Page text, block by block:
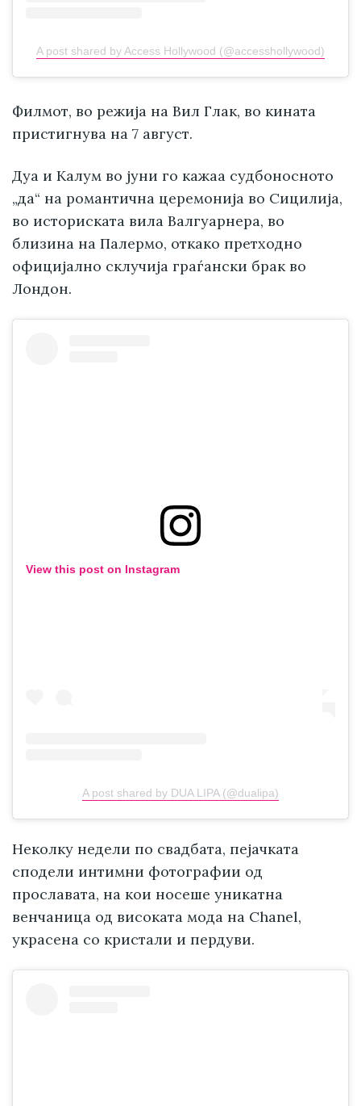
A post shared by Access Hollywood (@accesshollywood)
Филмот, во режија на Вил Глак, во кината
пристигнува на 7 август.
Дуа и Калум во јуни го кажаа судбоносното
„да“ на романтична церемонија во Сицилија,
во историската вила Валгуарнера, во
близина на Палермо, откако претходно
официјално склучија граѓански брак во
Лондон.
View this post on Instagram
A post shared by DUA LIPA (@dualipa)
Неколку недели по свадбата, пејачката
сподели интимни фотографии од
прославата, на кои носеше уникатна
венчаница од високата мода на Chanel,
украсена со кристали и пердуви.